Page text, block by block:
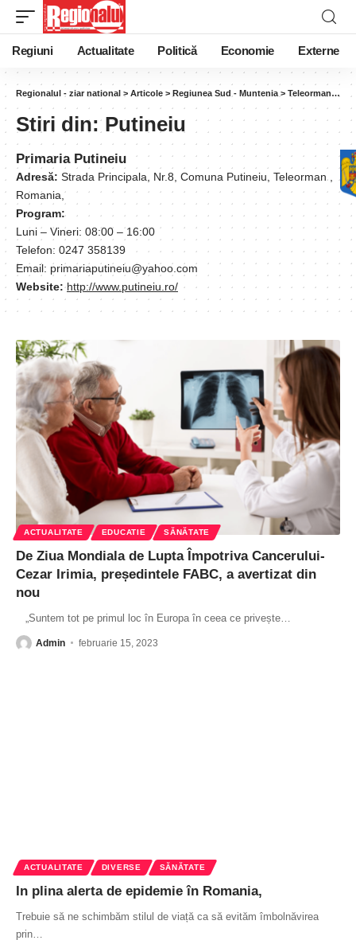
Regiuni Actualitate Politică Economie Externe
Regionalul - ziar national > Articole > Regiunea Sud - Muntenia > Teleorman>
Stiri din:Putineiu
Primaria Putineiu
Adresă: Strada Principala, Nr.8, Comuna Putineiu, Teleorman ,
Romania,
Program:
Luni – Vineri: 08:00 – 16:00
Telefon: 0247 358139
Email: primariaputineiu@yahoo.com
Website: http://www.putineiu.ro/
ACTUALITATE EDUCATIE SĂNĂTATE
De Ziua Mondiala de Lupta Împotriva Cancerului-
Cezar Irimia, președintele FABC, a avertizat din
nou
„Suntem tot pe primul loc în Europa în ceea ce privește
Admin februarie 15, 2023
ACTUALITATE DIVERSE SĂNĂTATE
In plina alerta de epidemie în Romania,
Trebuie să ne schimbăm stilul de viață ca să evităm îmbolnăvirea
prin